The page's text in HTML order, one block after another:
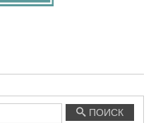
ПОИСК